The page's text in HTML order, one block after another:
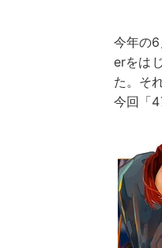
今年の
erをは
た。そ
今回「